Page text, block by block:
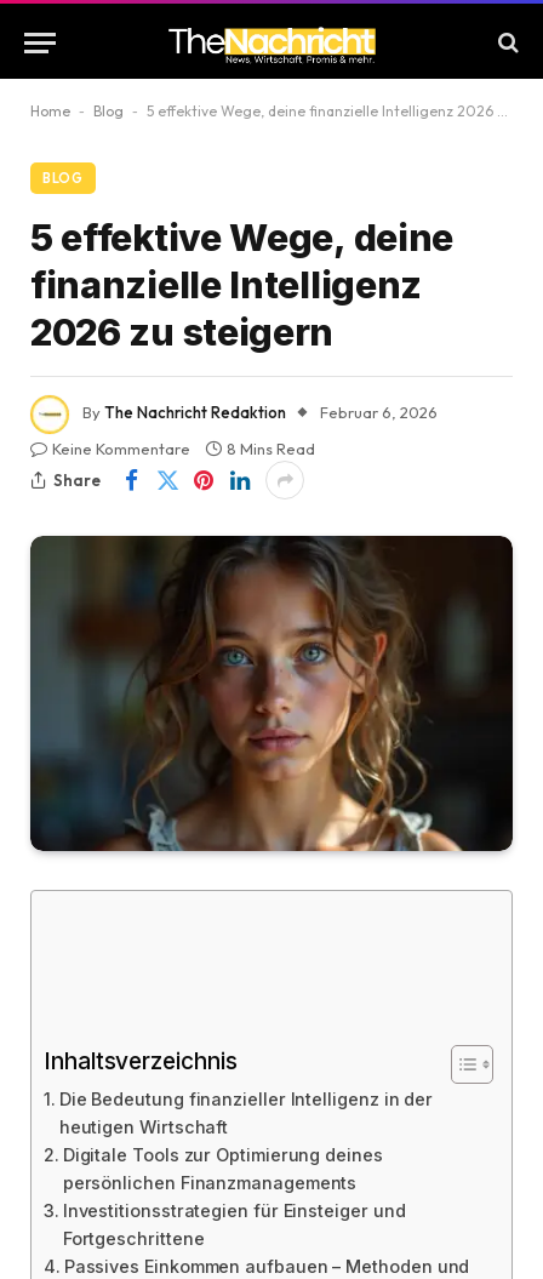
Home - Blog - 5 effektive Wege, deine finanzielle Intelligenz 2026 zu steigern
BLOG
5 effektive Wege, deine
finanzielle Intelligenz
2026 zu steigern
ByThe Nachricht Redaktion
Februar 6, 2026
Keine Kommentare
8 Mins Read
Share
Inhaltsverzeichnis
Die Bedeutung finanzieller Intelligenz in der
heutigen Wirtschaft
Digitale Tools zur Optimierung deines
persönlichen Finanzmanagements
Investitionsstrategien für Einsteiger und
Fortgeschrittene
Passives Einkommen aufbauen – Methoden und